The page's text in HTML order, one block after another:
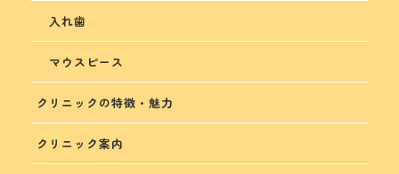
入れ歯
マウスピース
クリニックの特徴・魅力
クリニック案内